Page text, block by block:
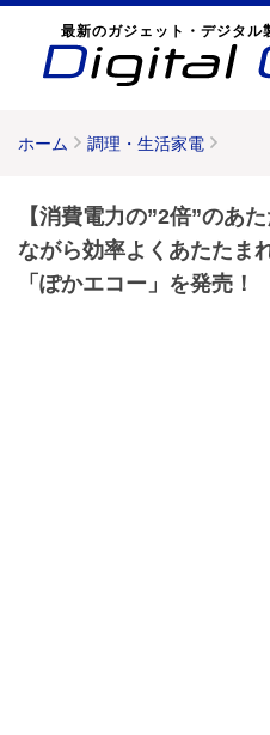
最新のガジェット・デジタル
ホーム 調理・生活家電
【消費電力の”2倍”のあ
ながら効率よくあたたま
「ぽかエコー」を発売！